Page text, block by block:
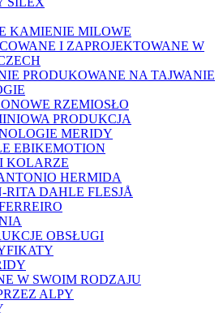
KAMIENIE MILOWE
I ZAPROJEKTOWANE W
PRODUKOWANE NA TAJWANIE
RZEMIOSŁO
PRODUKCJA
MERIDY
EBIKEMOTION
KOLARZE
HERMIDA
RITA DAHLE FLESJÅ
OBSŁUGI
W SWOIM RODZAJU
ALPY